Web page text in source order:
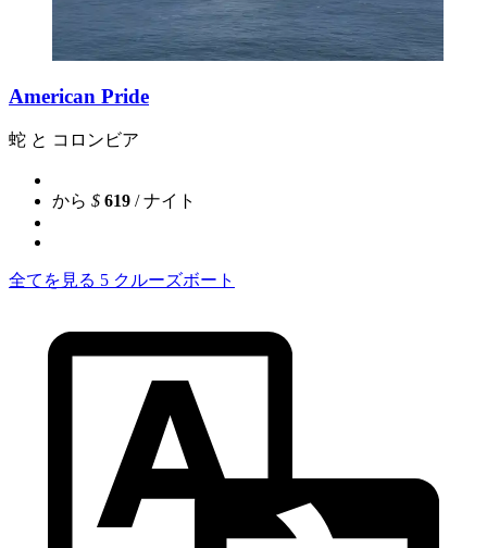
American Pride
蛇 と コロンビア
から $ 619 / ナイト
全てを見る 5 クルーズボート